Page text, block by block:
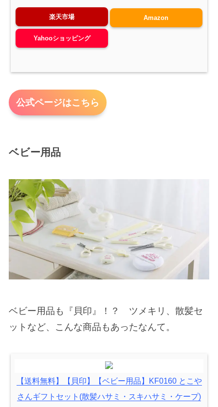
楽天市場 Amazon
Yahooショッピング
公式ページはこちら
ベビー用品
ベビー用品も『貝印』！？ ツメキリ、散髪セ
ットなど、こんな商品もあったなんて。
【送料無料】【貝印】【ベビー用品】KF0160 とこや
さんギフトセット(散髪ハサミ・スキハサミ・ケープ)